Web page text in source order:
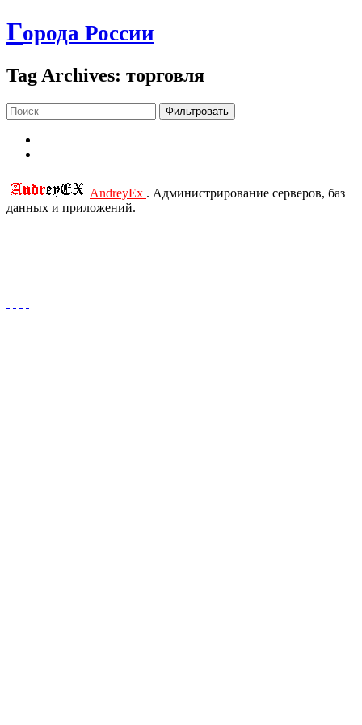
Города России
Tag Archives: торговля
Фильтровать
AndreyEx . Администрирование серверов, баз
данных и приложений.